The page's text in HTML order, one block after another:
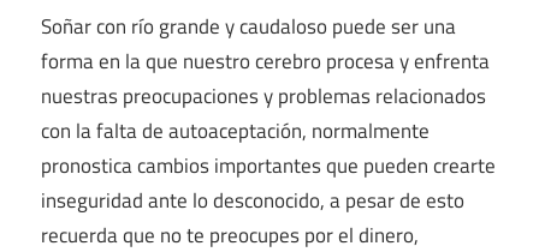
Soñar con río grande y caudaloso puede ser una
forma en la que nuestro cerebro procesa y enfrenta
nuestras preocupaciones y problemas relacionados
con la falta de autoaceptación, normalmente
pronostica cambios importantes que pueden crearte
inseguridad ante lo desconocido, a pesar de esto
recuerda que no te preocupes por el dinero,